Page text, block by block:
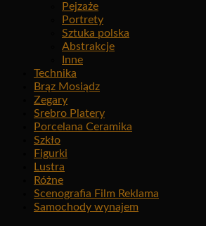
Pejzaże
Portrety
Sztuka polska
Abstrakcje
Inne
Technika
Brąz Mosiądz
Zegary
Srebro Platery
Porcelana Ceramika
Szkło
Figurki
Lustra
Różne
Scenografia Film Reklama
Samochody wynajem